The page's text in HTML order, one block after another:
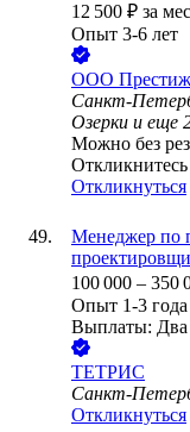
12 500 ₽ за
Опыт 3-6 лет
ООО Престиж
Санкт-
Озерки и еще
Можно без
Откликнуться
Менеджер по
100 000 – 350
Опыт 1-3 года
Выплаты: Два
ТЕТРИС
Санкт-
Откликнуться